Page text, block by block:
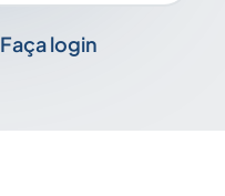
Faça login